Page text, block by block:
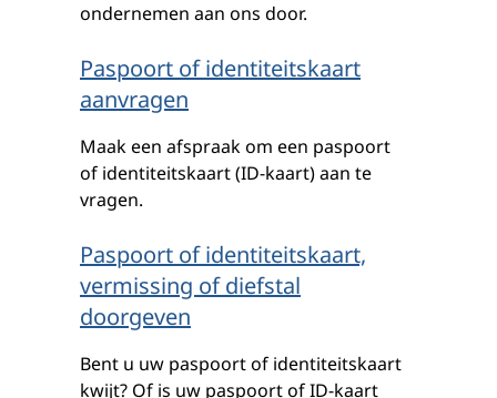
ondernemen aan ons door.
Paspoort of identiteitskaart
aanvragen
Maak een afspraak om een paspoort
of identiteitskaart (ID-kaart) aan te
vragen.
Paspoort of identiteitskaart,
vermissing of diefstal
doorgeven
Bent u uw paspoort of identiteitskaart
kwijt? Of is uw paspoort of ID-kaart